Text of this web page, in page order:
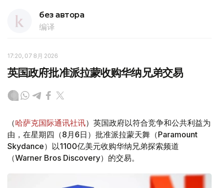
без автора
编译
17:20, 07 8月 2026
英国政府批准派拉蒙收购华纳兄弟交易
（哈萨克国际通讯社讯）英国政府以符合竞争和公共利益为
由，在星期四（8月6日）批准派拉蒙天舞（Paramount
Skydance）以1100亿美元收购华纳兄弟探索频道
（Warner Bros Discovery）的交易。